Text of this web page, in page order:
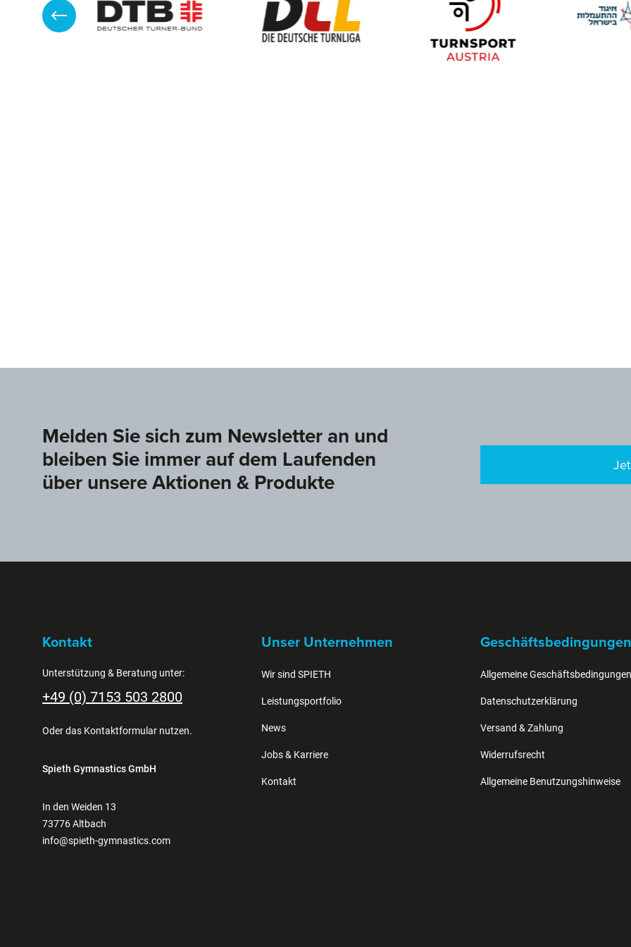
Melden Sie sich zum Newsletter an und
bleiben Sie immer auf dem Laufenden
über unsere Aktionen & Produkte
Kontakt
Unterstützung & Beratung unter:
+49 (0) 7153 503 2800
Oder das Kontaktformular nutzen.
Spieth Gymnastics GmbH
In den Weiden 13
73776 Altbach
info@spieth-gymnastics.com
Unser Unternehmen
Wir sind SPIETH
Leistungsportfolio
News
Jobs & Karriere
Kontakt
Geschäftsbedingungen
Allgemeine Geschäftsbedingungen
Datenschutzerklärung
Versand & Zahlung
Widerrufsrecht
Allgemeine Benutzungshinweise